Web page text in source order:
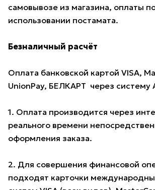
самовывозе из магазина, оплаты
использовании постамата.
Безналичный расчёт
Оплата банковской картой VISA,
UnionPay, БЕЛКАРТ через систему
1. Оплата производится через
реального времени
оформления заказа.
2. Для совершения финансовой
подходят карточки